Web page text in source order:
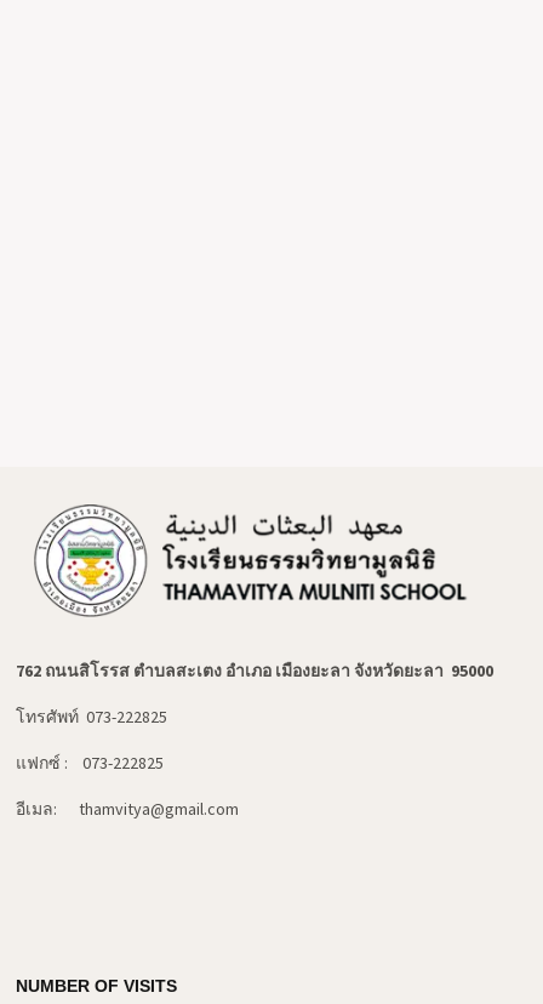
762 ถนนสิโรรส ตำบลสะเตง อำเภอ เมืองยะลา จังหวัดยะลา 95000
โทรศัพท์ 073-222825
แฟกซ์ : 073-222825
อีเมล: thamvitya@gmail.com
NUMBER OF VISITS